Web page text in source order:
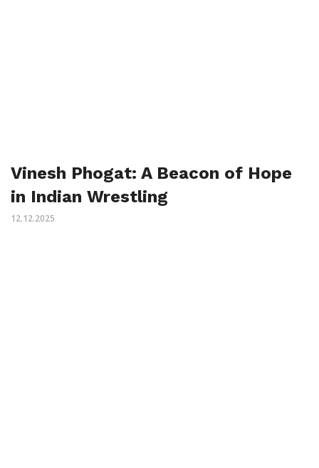
Vinesh Phogat: A Beacon of Hope
in Indian Wrestling
12.12.2025